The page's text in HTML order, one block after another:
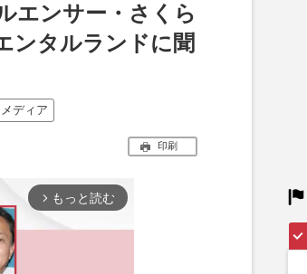
エンサー・さくら
ンタルランドに聞
メディア
印刷
arrow_forward_ios もっと読む